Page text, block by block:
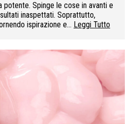
potente. Spinge le cose in avanti e
inaspettati. Soprattutto,
ispirazione e… Leggi Tutto